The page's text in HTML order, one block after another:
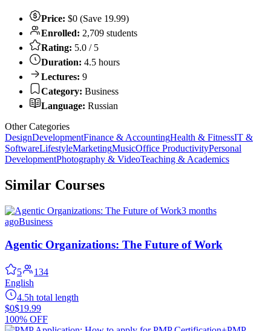
Price: $0 (Save 19.99)
Enrolled: 2,709 students
Rating: 5.0 / 5
Duration: 4.5 hours
Lectures: 9
Category: Business
Language: Russian
Other Categories
DesignDevelopmentFinance & AccountingHealth & FitnessIT &
SoftwareLifestyleMarketingMusicOffice ProductivityPersonal
DevelopmentPhotography & VideoTeaching & Academics
Similar Courses
3 months
agoBusiness
Agentic Organizations: The Future of Work
5
134
English
4.5h total length
$0$19.99
100% OFF